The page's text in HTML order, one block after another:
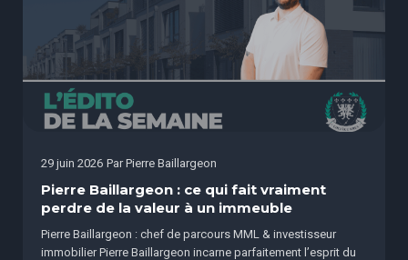
29 juin 2026 Par Pierre Baillargeon
Pierre Baillargeon : ce qui fait vraiment
perdre de la valeur à un immeuble
Pierre Baillargeon : chef de parcours MML & investisseur
immobilier Pierre Baillargeon incarne parfaitement l’esprit du